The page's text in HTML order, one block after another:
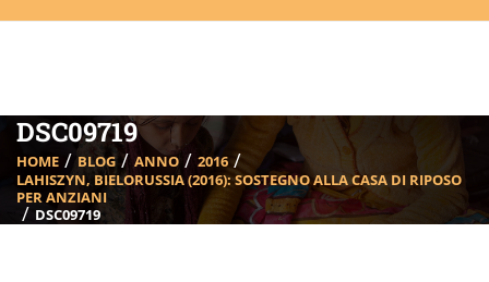
DSC09719
HOME BLOG ANNO
2016
LAHISZYN, BIELORUSSIA (2016): SOSTEGNO ALLA CASA DI RIPOSO
PER ANZIANI
DSC09719